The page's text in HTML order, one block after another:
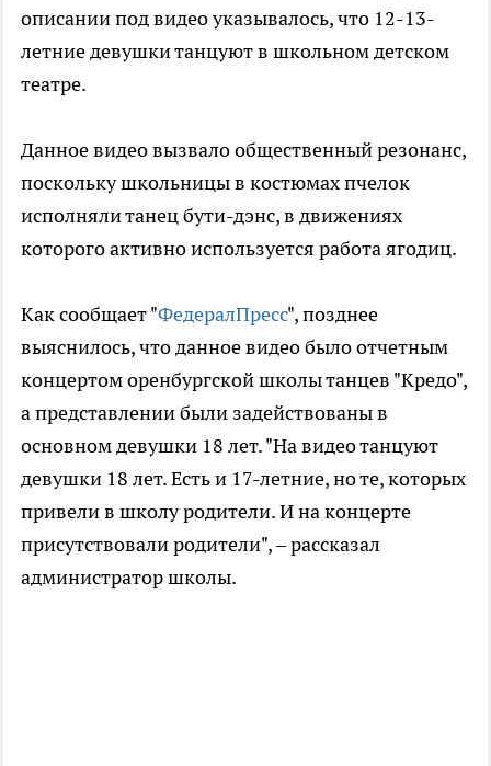
описании под видео указывалось, что 12-13-
летние девушки танцуют в школьном детском
театре.
Данное видео вызвало общественный резонанс,
поскольку школьницы в костюмах пчелок
исполняли танец бути-дэнс, в движениях
которого активно используется работа ягодиц.
Как сообщает "ФедералПресс", позднее
выяснилось, что данное видео было отчетным
концертом оренбургской школы танцев "Кредо",
а представлении были задействованы в
основном девушки 18 лет. "На видео танцуют
девушки 18 лет. Есть и 17-летние, но те, которых
привели в школу родители. И на концерте
присутствовали родители", – рассказал
администратор школы.